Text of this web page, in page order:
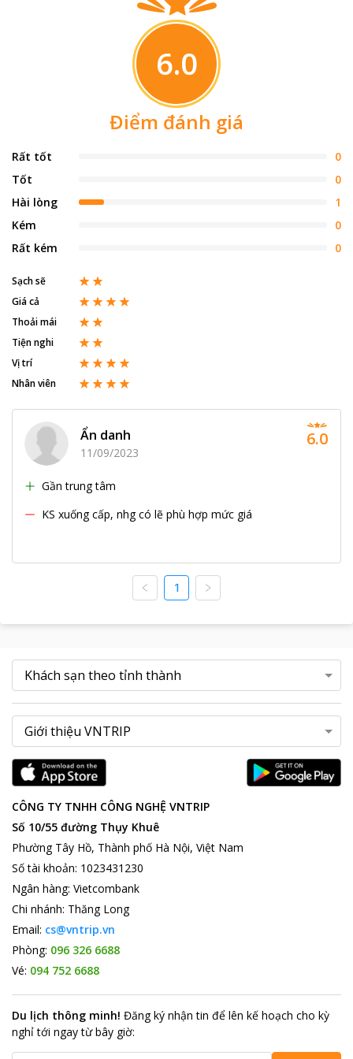
5.000m2, kéo dài từ cầu Gia Hội đến cầu Trường Tiền, Chợ
Đông Ba có ba lầu, trong đó là hàng ngàn gian hàng phục vụ
Bạn có thể thăm thú khu chợ này, nếm thử những món ăn đặc
sản của Huế. Trong cái ồn ào náo nhiệt ở từng góc chợ, trong
cái lo toan tấp nập của người mua lẫn kẻ bán, tồn tại một nét
đẹp không lời nhuộm màu của lịch sử lẫn cuộc sống đời thường
cao quý mà không phải ai cũng có thể nhận biết.
6.0
Điểm đánh giá
Rất tốt
0
Tốt
0
Hài lòng
1
Kém
0
Rất kém
0
Sạch sẽ
Giá cả
Thoải mái
Tiện nghi
Vị trí
Nhân viên
Ẩn danh
11/09/2023
Gần trung tâm
KS xuống cấp, nhg có lẽ phù hợp mức giá
6.0
1
CÔNG TY TNHH CÔNG NGHỆ VNTRIP
Số 10/55 đường Thụy Khuê
Phường Tây Hồ, Thành phố Hà Nội, Việt Nam
Số tài khoản: 1023431230
Ngân hàng: Vietcombank
Chi nhánh: Thăng Long
Email: cs@vntrip.vn
Phòng: 096 326 6688
Vé: 094 752 6688
Du lịch thông minh! Đăng ký nhận tin để lên kế hoạch cho kỳ
nghỉ tới ngay từ bây giờ: